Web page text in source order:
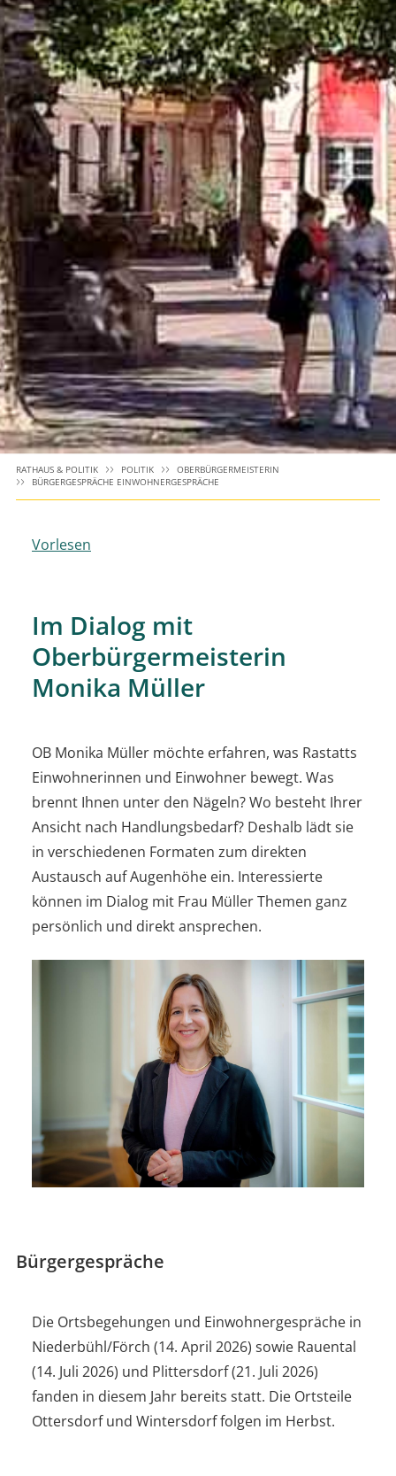
RATHAUS & POLITIK POLITIK
OBERBÜRGERMEISTERIN
BÜRGERGESPRÄCHE EINWOHNERGESPRÄCHE
Vorlesen
Im Dialog mit
Oberbürgermeisterin
Monika Müller
OB Monika Müller möchte erfahren, was Rastatts
Einwohnerinnen und Einwohner bewegt. Was
brennt Ihnen unter den Nägeln? Wo besteht Ihrer
Ansicht nach Handlungsbedarf? Deshalb lädt sie
in verschiedenen Formaten zum direkten
Austausch auf Augenhöhe ein. Interessierte
können im Dialog mit Frau Müller Themen ganz
persönlich und direkt ansprechen.
Bürgergespräche
Die Ortsbegehungen und Einwohnergespräche in
Niederbühl/Förch (14. April 2026) sowie Rauental
(14. Juli 2026) und Plittersdorf (21. Juli 2026)
fanden in diesem Jahr bereits statt. Die Ortsteile
Ottersdorf und Wintersdorf folgen im Herbst.